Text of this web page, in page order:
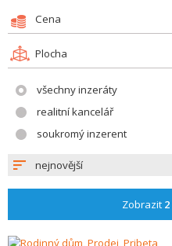
Cena
Plocha
všechny inzeráty
realitní kancelář
soukromý inzerent
nejnovější
Zobrazit 2